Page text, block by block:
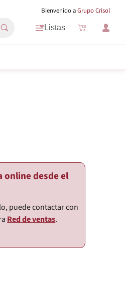
Bienvenido aGrupo Crisol
Listas
online desde el
puede contactar con
Red de ventas.